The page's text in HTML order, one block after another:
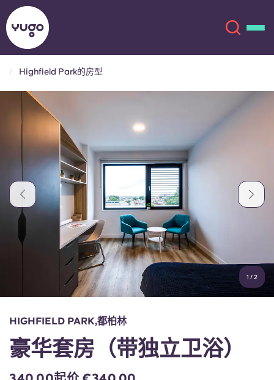
关于我们
更多
账户 语言
English (GB)
English (US)
Chinese
选择一个国家
立即预订
Chinese Español
Català Deutsch
Italian French
Portuguese
Highfield Park的房型
1 /2
HIGHFIELD PARK,都柏林
豪华套房（带独立卫浴）